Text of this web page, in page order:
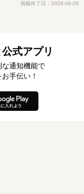
掲載終了日：2026-08-26
式アプリ
通知機能で
手伝い！